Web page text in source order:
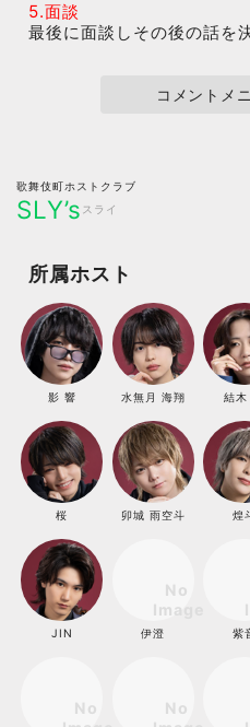
5.面談
最後に面談しその後の話を
コメントメ
歌舞伎町ホストクラブ
SLY’s スライ
所属ホスト
影 響 水無月 海翔 結木
桜 卯城 雨空斗 煌
JIN 伊澄 紫